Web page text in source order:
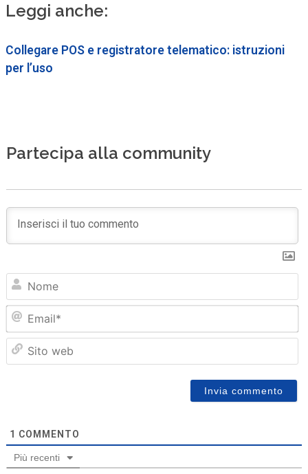
Leggi anche:
Collegare POS e registratore telematico: istruzioni
per l’uso
Partecipa alla community
1 COMMENTO
Più recenti